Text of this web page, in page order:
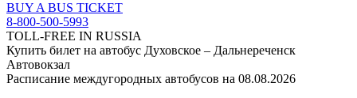
BUY A BUS TICKET
8-800-500-5993
TOLL-FREE IN RUSSIA
Купить билет на автобус Духовское – Дальнереченск
Автовокзал
Расписание междугородных автобусов на 08.08.2026